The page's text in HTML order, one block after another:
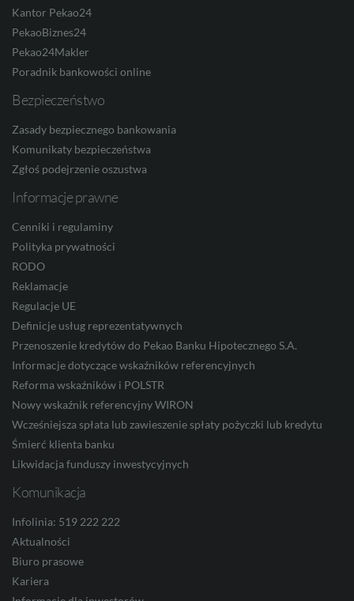
Kantor Pekao24
PekaoBiznes24
Pekao24Makler
Poradnik bankowości online
Bezpieczeństwo
Zasady bezpiecznego bankowania
Komunikaty bezpieczeństwa
Zgłoś podejrzenie oszustwa
Informacje prawne
Cenniki i regulaminy
Polityka prywatności
RODO
Reklamacje
Regulacje UE
Definicje usług reprezentatywnych
Przenoszenie kredytów do Pekao Banku Hipotecznego S.A.
Informacje dotyczące wskaźników referencyjnych
Reforma wskaźników i POLSTR
Nowy wskaźnik referencyjny WIRON
Wcześniejsza spłata lub zawieszenie spłaty pożyczki lub kredytu
Śmierć klienta banku
Likwidacja funduszy inwestycyjnych
Komunikacja
Infolinia: 519 222 222
Aktualności
Biuro prasowe
Kariera